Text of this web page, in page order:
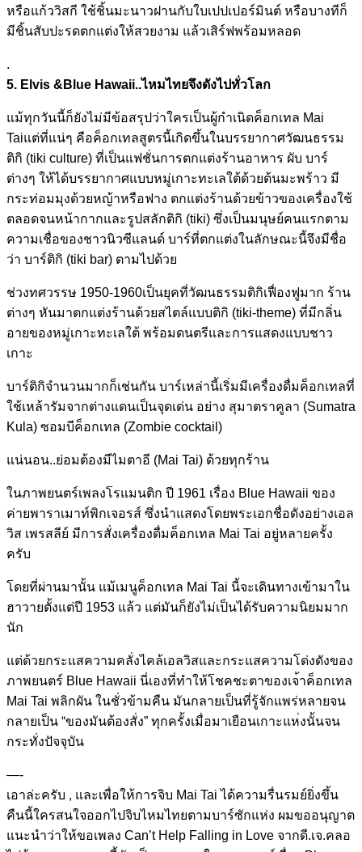
หรือแก้ววิสกี ใช้ชิ้นมะนาวฝานกับใบเปปเปอร์มินต์ หรือบางทีก็
มีชิ้นสับปะรดตกแต่งให้สวยงาม แล้วเสิร์ฟพร้อมหลอด
.
5. Elvis &Blue Hawaii..ไหมไทยจึงดังไปทั่วโลก
แม้ทุกวันนี้ก็ยังไม่มีข้อสรุปว่าใครเป็นผู้กำเนิดค็อกเทล Mai
Taiแต่ที่แน่ๆ คือค็อกเทลสูตรนี้เกิดขึ้นในบรรยากาศวัฒนธรรม
ติกิ (tiki culture) ที่เป็นแฟชั่นการตกแต่งร้านอาหาร ผับ บาร์
ต่างๆ ให้ได้บรรยากาศแบบหมู่เกาะทะเลใต้ด้วยต้นมะพร้าว มี
กระท่อมมุงด้วยหญ้าหรือฟาง ตกแต่งร้านด้วยข้าวของเครื่องใช้
ตลอดจนหน้ากากและรูปสลักติก ิ (tiki) ซึ่งเป็นมนุษย์คนแรกตาม
ความเชื่อของชาวนิวซีแลนด์ บาร์ที่ตกแต่งในลักษณะนี้จึงมีชื่อ
ว่า บาร์ติกิ (tiki bar) ตามไปด้วย
ช่วงทศวรรษ 1950-1960เป็นยุคที่วัฒนธรรมติกิเฟื่องฟูมาก ร้าน
ต่างๆ หันมาตกแต่งร้านด้วยสไตล์แบบติกิ (tiki-theme) ที่มีกลิ่น
อายของหมู่เกาะทะเลใต้ พร้อมดนตรีและการแสดงแบบชาว
เกาะ
บาร์ติกิจำนวนมากก็เช่นกัน บาร์เหล่านี้เริ่มมีเครื่องดื่มค็อกเทลที่
ใช้เหล้ารัมจากต่างแดนเป็นจุดเด่น อย่าง สุมาตราคูลา (Sumatra
Kula) ซอมบีค็อกเทล (Zombie cocktail)
แน่นอน..ย่อมต้องมีไมตาอี (Mai Tai) ด้วยทุกร้าน
ในภาพยนตร์เพลงโรแมนติก ปี 1961 เรื่อง Blue Hawaii ของ
ค่ายพาราเมาท์พิกเจอรส์ ซึ่งนำแสดงโดยพระเอกชื่อดังอย่างเอล
วิส เพรสลีย์ มีการสั่งเครื่องดื่มค็อกเทล Mai Tai อยู่หลายครั้ง
ครับ
โดยที่ผ่านมานั้น แม้เมนูค็อกเทล Mai Tai นี้จะเดินทางเข้ามาใน
ฮาวายตั้งแต่ปี 1953 แล้ว แต่มันก็ยังไม่เป็นได้รับความนิยมมาก
นัก
แต่ด้วยกระแสความคลั่งไคล้เอลวิสและกระแสความโด่งดังของ
ภาพยนตร์ Blue Hawaii นี่เองที่ทำให้โชคชะตาของเจ้าค็อกเทล
Mai Tai พลิกผัน ในชั่วข้ามคืน มันกลายเป็นที่รู้จักแพร่หลายจน
กลายเป็น “ของมันต้องสั่ง” ทุกครั้งเมื่อมาเยือนเกาะแห่งนั้นจน
กระทั่งปัจจุบัน
—-
เอาล่ะครับ , และเพื่อให้การจิบ Mai Tai ได้ความรื่นรมย์ยิ่งขึ้น
คืนนี้ใครสนใจออกไปจิบไหมไทยตามบาร์ซักแห่ง ผมขออนุญาต
แนะนำว่าให้ขอเพลง Can’t Help Falling in Love จากดี.เจ.คลอ